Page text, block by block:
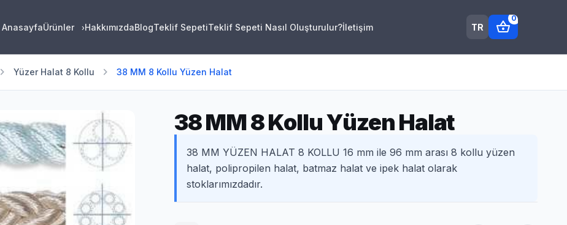
AnasayfaÜrünler ›HakkımızdaBlogTeklif SepetiTeklif Sepeti Nasıl Oluşturulur?İletişim TR shopping_basket
0
chevron_right Yüzer Halat 8 Kollu chevron_right 38 MM 8 Kollu Yüzen Halat
38 MM 8 Kollu Yüzen Halat
38 MM YÜZEN HALAT 8 KOLLU 16 mm ile 96 mm arası 8 kollu yüzen
halat, polipropilen halat, batmaz halat ve ipek halat olarak
stoklarımızdadır.